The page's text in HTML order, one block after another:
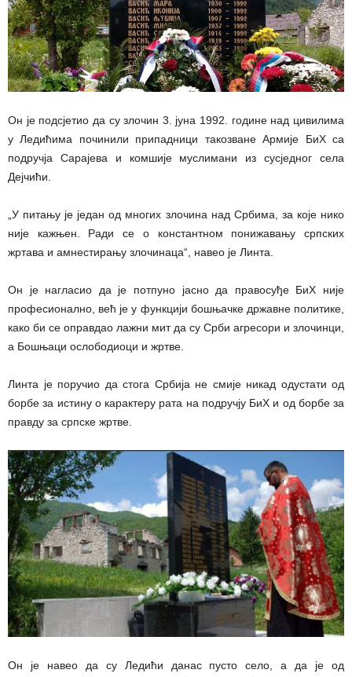
Он је подсјетио да су злочин 3. јуна 1992. године над цивилима
у Ледићима починили припадници такозване Армије БиХ са
подручја Сарајева и комшије муслимани из сусједног села
Дејчићи.
„У питању је један од многих злочина над Србима, за које нико
није кажњен. Ради се о константном понижавању српских
жртава и амнестирању злочинаца“, навео је Линта.
Он је нагласио да је потпуно јасно да правосуђе БиХ није
професионално, већ је у функцији бошњачке државне политике,
како би се оправдао лажни мит да су Срби агресори и злочинци,
а Бошњаци ослободиоци и жртве.
Линта је поручио да стога Србија не смије никад одустати од
борбе за истину о карактеру рата на подручју БиХ и од борбе за
правду за српске жртве.
Он је навео да су Ледићи данас пусто село, а да је од